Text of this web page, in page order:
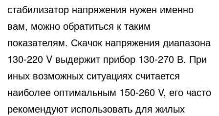
стабилизатор напряжения нужен именно
вам, можно обратиться к таким
показателям. Скачок напряжения диапазона
130-220 V выдержит прибор 130-270 В. При
иных возможных ситуациях считается
наиболее оптимальным 150-260 V, его часто
рекомендуют использовать для жилых